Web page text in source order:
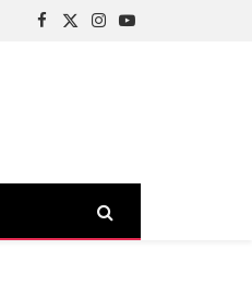
Facebook
X
Instagram
YouTube